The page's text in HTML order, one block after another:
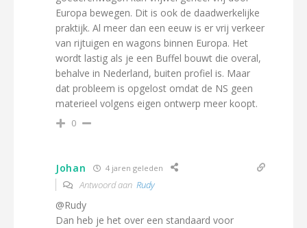
Europa bewegen. Dit is ook de daadwerkelijke
praktijk. Al meer dan een eeuw is er vrij verkeer
van rijtuigen en wagons binnen Europa. Het
wordt lastig als je een Buffel bouwt die overal,
behalve in Nederland, buiten profiel is. Maar
dat probleem is opgelost omdat de NS geen
materieel volgens eigen ontwerp meer koopt.
0
Johan 4 jaren geleden
Antwoord aan Rudy
@Rudy
Dan heb je het over een standaard voor